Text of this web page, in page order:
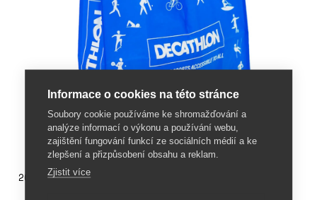
26. října 2023
Informace o cookies na této stránce
Soubory cookie používáme ke shromažďování a
analýze informací o výkonu a používání webu,
zajištění fungování funkcí ze sociálních médií a ke
zlepšení a přizpůsobení obsahu a reklam.
Zjistit více